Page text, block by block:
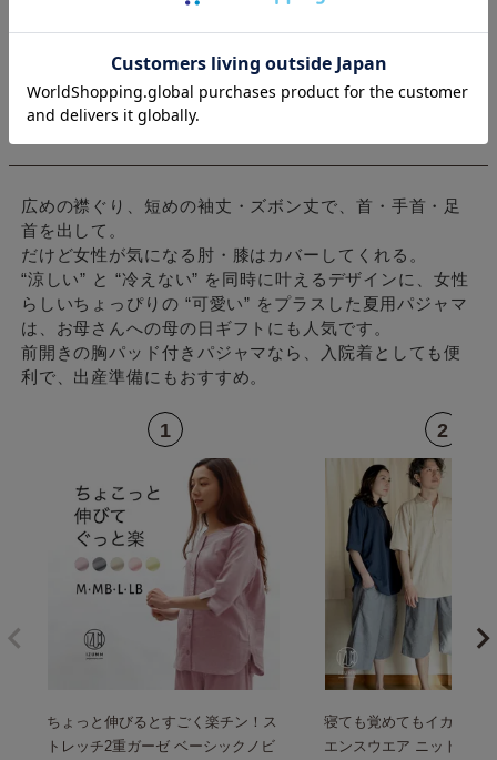
レディース夏用パジャマ ランキング Top
5
広めの襟ぐり、短めの袖丈・ズボン丈で、首・手首・足
首を出して。
だけど女性が気になる肘・膝はカバーしてくれる。
“涼しい” と “冷えない” を同時に叶えるデザインに、女性
らしいちょっぴりの “可愛い” をプラスした夏用パジャマ
は、お母さんへの母の日ギフトにも人気です。
前開きの胸パッド付きパジャマなら、入院着としても便
利で、出産準備にもおすすめ。
ちょっと伸びるとすごく楽チン！ス
トレッチ2重ガーゼ ベーシックノビ
寝ても覚めてもイカして
エンスウエア ニットサッ